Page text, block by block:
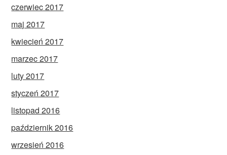
czerwiec 2017
maj 2017
kwiecień 2017
marzec 2017
luty 2017
styczeń 2017
listopad 2016
październik 2016
wrzesień 2016